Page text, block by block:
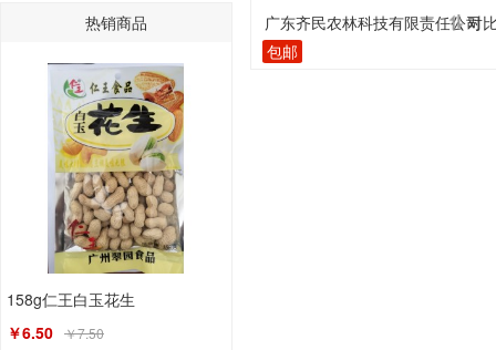
热销商品
158g仁王白玉花生
￥6.50 ￥7.50
广东齐民农林科技有限责任公司
对
包邮